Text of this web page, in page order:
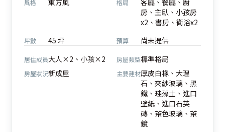
風格 東方風 格局
客廳、餐廳、廚
房、主臥、小孩房
x2、書房、衛浴x2
坪數 45 坪 預算 尚未提供
居住成員大人×2、小孩×2 房屋類型標準格局
房屋狀況新成屋 主要建材厚皮白橡、大理
石、夾紗玻璃、黑
鐵、珪藻土、進口
壁紙、進口石英
磚、茶色玻璃、茶
鏡